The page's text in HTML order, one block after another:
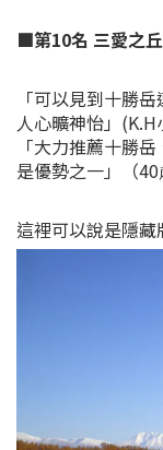
■第10名 三愛之
「可以見到十勝
人心曠神怡」(K.H
「大力推薦十勝
是優勢之一」（40
這裡可以說是隱藏